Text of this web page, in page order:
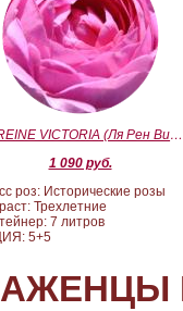
LA REINE VICTORIA (Ля Рен Виктория)
1 090 руб.
роз: Исторические розы
Трехлетние
7 литров
5+5